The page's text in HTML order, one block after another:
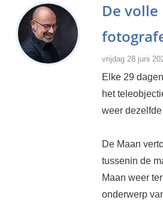
De
vrijdag 28 juni
Elke 29
het
weer
De Maan
tussenin de
Maan weer
onderwerp